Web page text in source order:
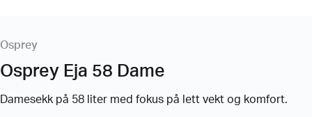
Osprey
Osprey Eja 58 Dame
Damesekk på 58 liter med fokus på lett vekt og komfort.